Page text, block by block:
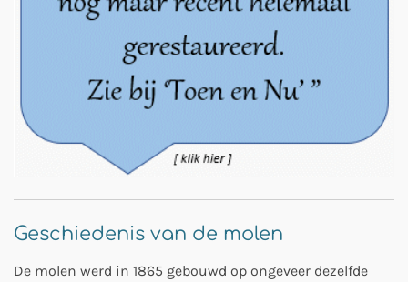
Geschiedenis van de molen
De molen werd in 1865 gebouwd op ongeveer dezelfde